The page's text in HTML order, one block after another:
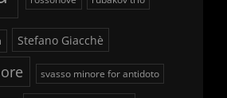
Stefano Giacchè
svasso minore for antidoto